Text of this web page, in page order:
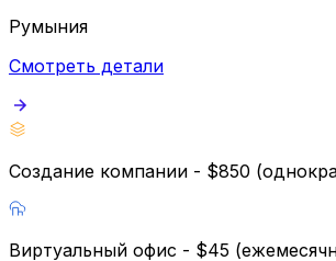
Румыния
Смотреть детали
Создание компании - $850
Виртуальный офис - $45